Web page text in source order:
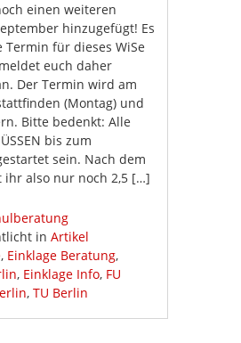
einen weiteren
hinzugefügt! Es
Termin für dieses WiSe
euch daher
Der Termin wird am
(Montag) und
Bitte bedenkt: Alle
bis zum
sein. Nach dem
ihr also nur noch 2,5 […]
inArtikel
, Einklage Beratung,
, Einklage Info, FU
,TU Berlin